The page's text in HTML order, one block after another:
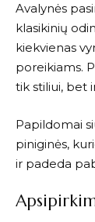
Avalynės
klasikinių
kiekvienas
poreikiams.
tik stiliui, bet
Papildomai
piniginės,
ir padeda